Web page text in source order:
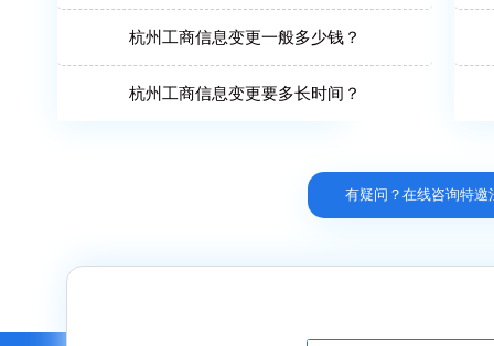
杭州工商信息变更一般多少钱？
杭州工商信息变更要多长时间？
有疑问？在线咨询特邀